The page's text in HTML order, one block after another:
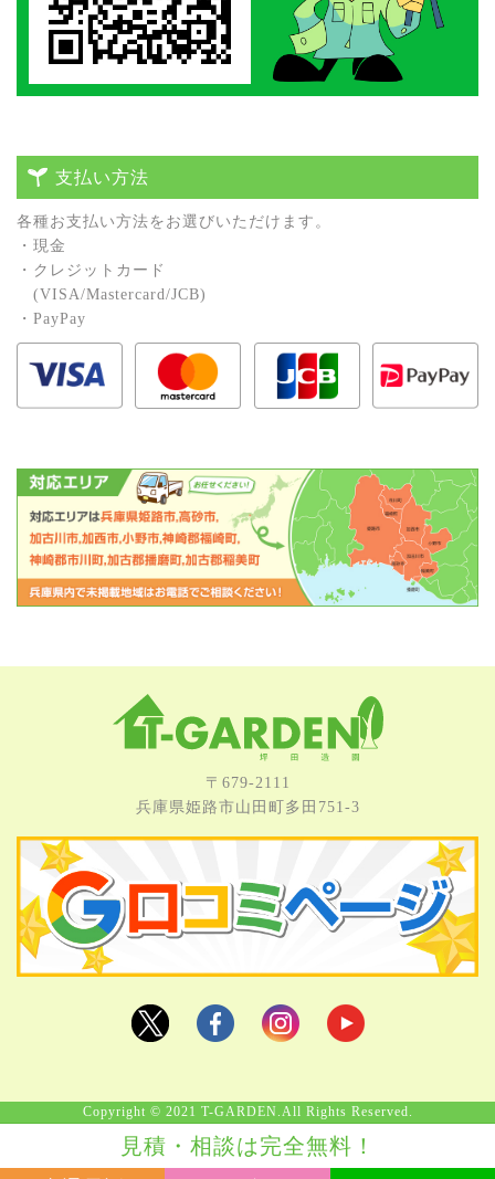
支払い方法
各種お⽀払い⽅法をお選びいただけます。
・現⾦
・クレジットカード
(VISA/Mastercard/JCB)
・PayPay
〒679-2111
兵庫県姫路市⼭⽥町多⽥751-3
見積・相談は完全無料！
Copyright © 2021 T-GARDEN.All Rights Reserved.